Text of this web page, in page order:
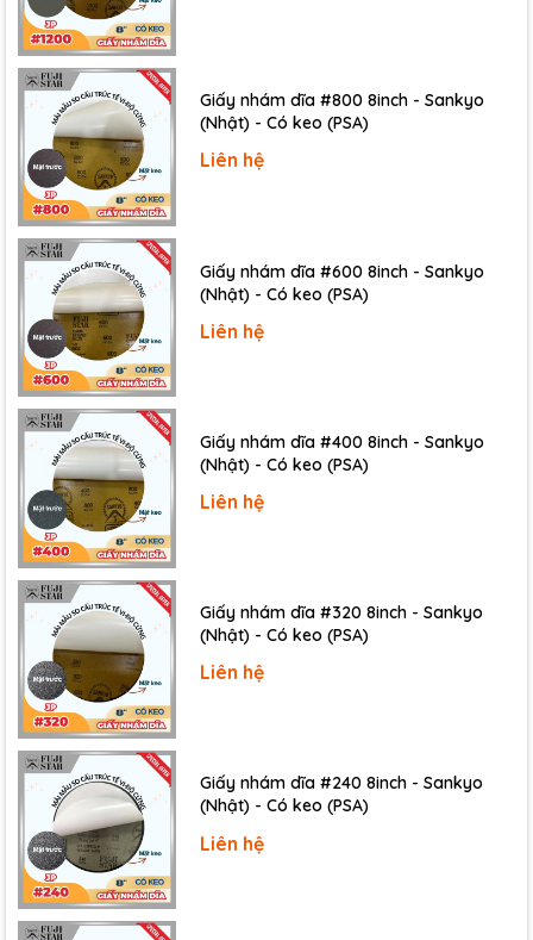
Giấy nhám có độ nhám trung bình:
P220, P240, P320, P400, P500, P600, P800
Giấy nhám dĩa #800 8inch - Sankyo
(Nhật) - Có keo (PSA)
Liên hệ
Giấy nhám dĩa #600 8inch - Sankyo
(Nhật) - Có keo (PSA)
Liên hệ
Giấy nhám dĩa #400 8inch - Sankyo
(Nhật) - Có keo (PSA)
Liên hệ
Giấy nhám dĩa #320 8inch - Sankyo
(Nhật) - Có keo (PSA)
Liên hệ
Giấy nhám dĩa #240 8inch - Sankyo
(Nhật) - Có keo (PSA)
Liên hệ